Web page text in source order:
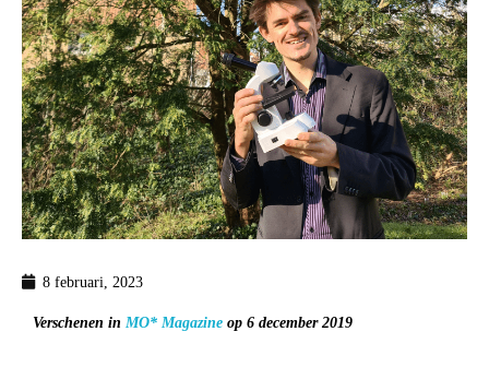
8 februari, 2023
Verschenen in MO* Magazine op 6 december 2019